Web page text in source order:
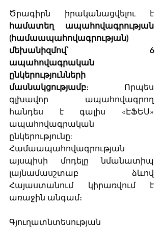
համատեղ ապահովագրության
(համաապահովագրության)
մեխանիզմով՝ 6
ապահովագրական
ընկերությունների
մասնակցությամբ։ Որպես
գլխավոր ապահովագրող
հանդես է գալիս «ԷՖԵՍ»
ապահովագրական
ընկերությունը:
Համաապահովագրության
այսպիսի մոդելը նմանատիպ
լայնամասշտաբ ձևով
Հայաստանում կիրառվում է
առաջին անգամ։
Գյուղատնտեսության